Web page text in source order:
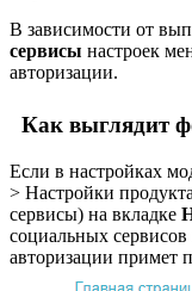
В зависимости от
сервисы настроек
авторизации.
Как выглядит
Если в настройках
> Настройки
сервисы) на вкладке
социальных сервисов
авторизации примет